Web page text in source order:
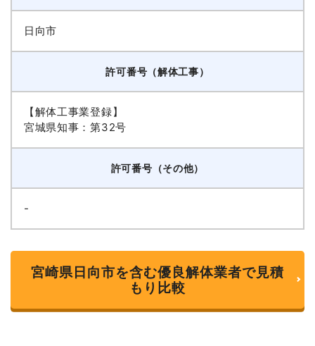
日向市
許可番号（解体工事）
【解体工事業登録】
宮城県知事：第32号
許可番号（その他）
-
宮崎県日向市を含む優良解体業者で見積
もり比較